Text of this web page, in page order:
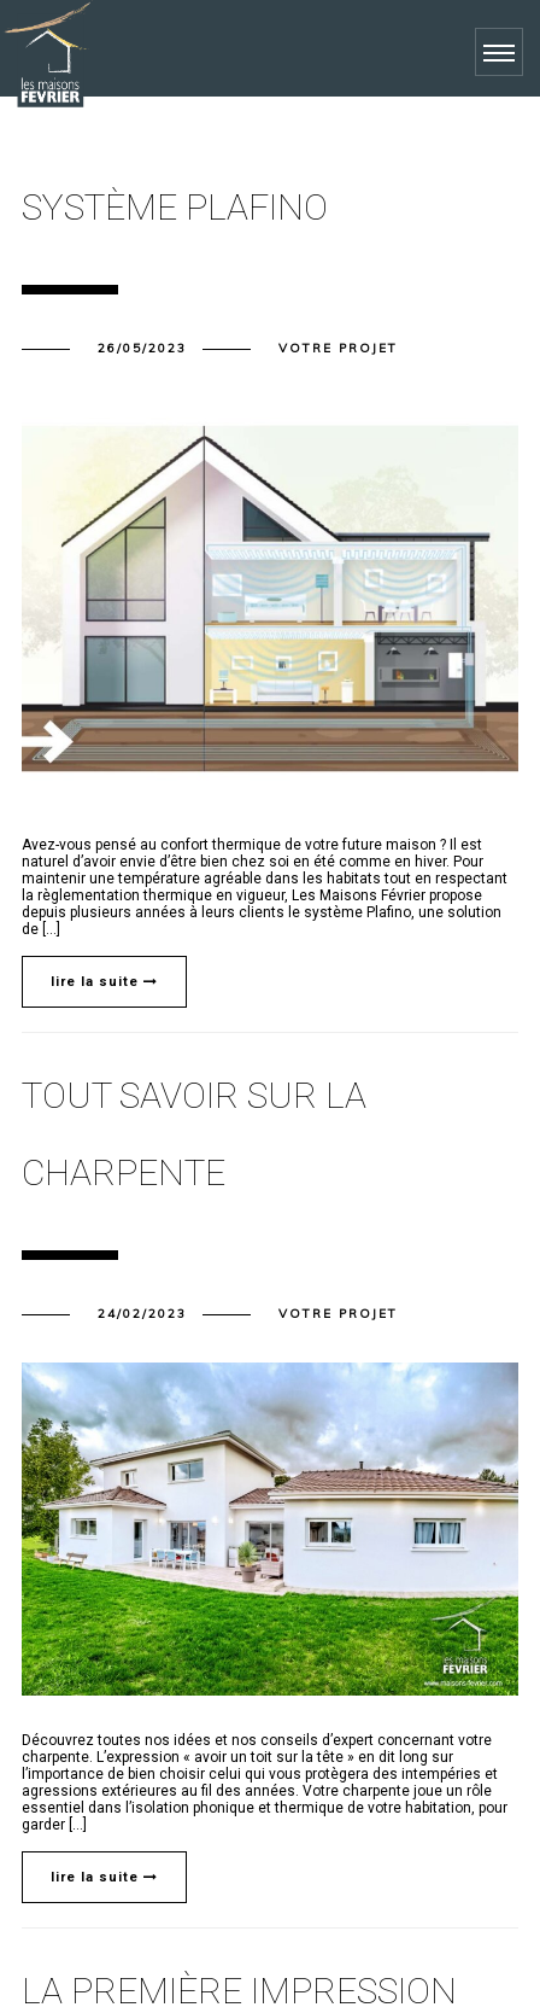
SYSTÈME PLAFINO
26/05/2023 VOTRE PROJET
Avez-vous pensé au confort thermique de votre future maison ? Il est
naturel d’avoir envie d’être bien chez soi en été comme en hiver. Pour
maintenir une température agréable dans les habitats tout en respectant
la règlementation thermique en vigueur, Les Maisons Février propose
depuis plusieurs années à leurs clients le système Plafino, une solution
de [...]
lire la suite
TOUT SAVOIR SUR LA
CHARPENTE
24/02/2023 VOTRE PROJET
Découvrez toutes nos idées et nos conseils d’expert concernant votre
charpente. L’expression « avoir un toit sur la tête » en dit long sur
l’importance de bien choisir celui qui vous protègera des intempéries et
agressions extérieures au fil des années. Votre charpente joue un rôle
essentiel dans l’isolation phonique et thermique de votre habitation, pour
garder [...]
lire la suite
LA PREMIÈRE IMPRESSION